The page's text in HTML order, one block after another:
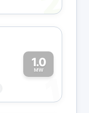
1.0
MW
1